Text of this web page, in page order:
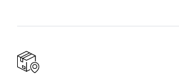
The
Be
Chosen
On